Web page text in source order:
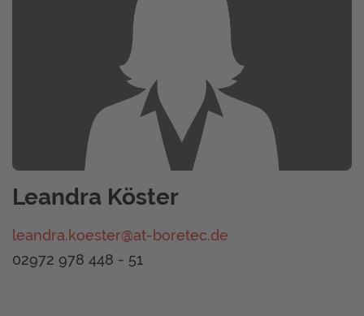
Leandra Köster
leandra.koester@at-boretec.de
02972 978 448 - 51